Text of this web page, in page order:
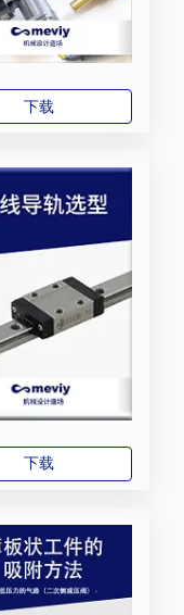
下载
下载